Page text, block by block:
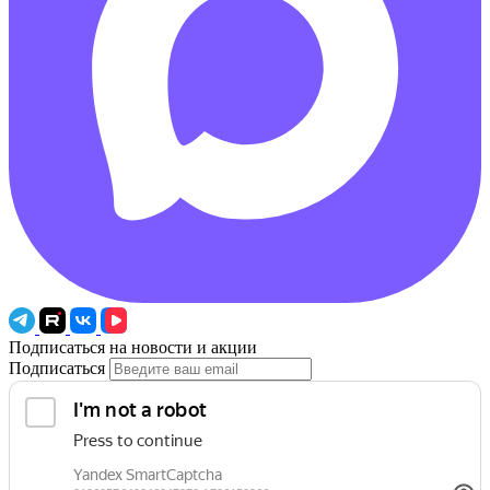
Подписаться на новости и акции
Подписаться